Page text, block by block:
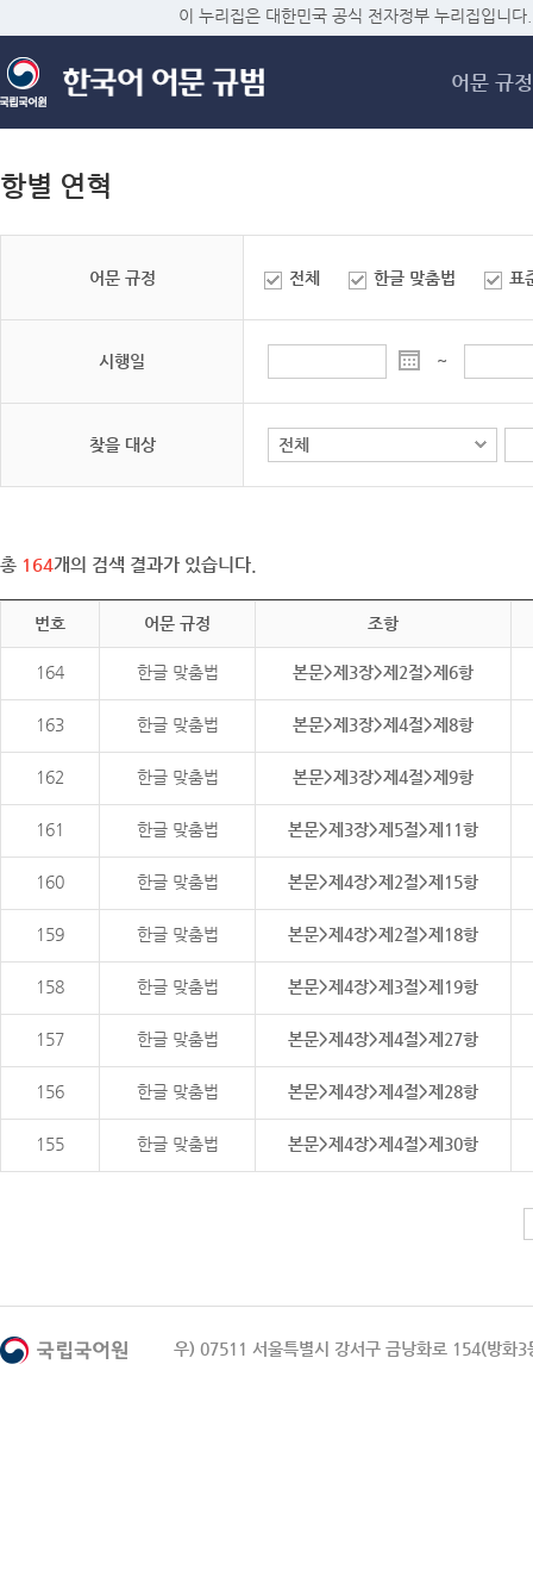
메
이 누리집은 대한민국 공식 전자정부 누리집입니다.
어문 규정
항별 연혁
어문 규정 전체 한글 맞춤법 표
시행일 ~
찾을 대상
총 164개의 검색 결과가 있습니다.
번호 어문 규정 조항
164 한글 맞춤법 본문>제3장>제2절>제6항
163 한글 맞춤법 본문>제3장>제4절>제8항
162 한글 맞춤법 본문>제3장>제4절>제9항
161 한글 맞춤법 본문>제3장>제5절>제11항
160 한글 맞춤법 본문>제4장>제2절>제15항
159 한글 맞춤법 본문>제4장>제2절>제18항
158 한글 맞춤법 본문>제4장>제3절>제19항
157 한글 맞춤법 본문>제4장>제4절>제27항
156 한글 맞춤법 본문>제4장>제4절>제28항
155 한글 맞춤법 본문>제4장>제4절>제30항
우) 07511 서울특별시 강서구 금낭화로 154(방화3